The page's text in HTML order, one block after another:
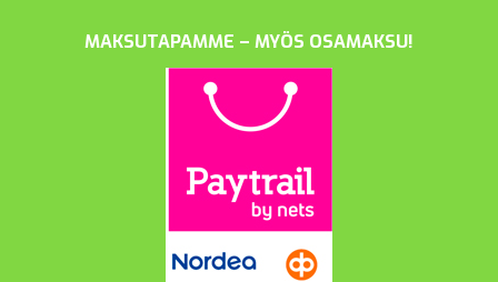
MAKSUTAPAMME – MYÖS OSAMAKSU!